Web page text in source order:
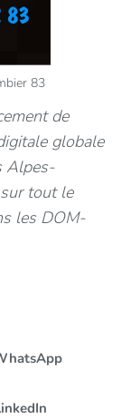
83
de
globale
Alpes-
tout le
les DOM-